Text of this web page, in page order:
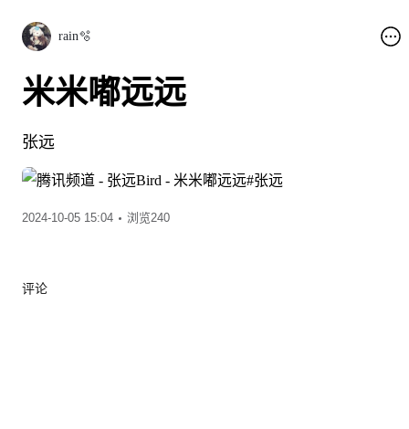
rain🫧
米米嘟远远
张远
2024-10-05 15:04 浏览240
评论